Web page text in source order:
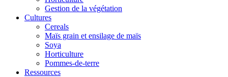
Gestion de la végétation
Cultures
Cereals
Maïs grain et ensilage de maïs
Soya
Horticulture
Pommes-de-terre
Ressources